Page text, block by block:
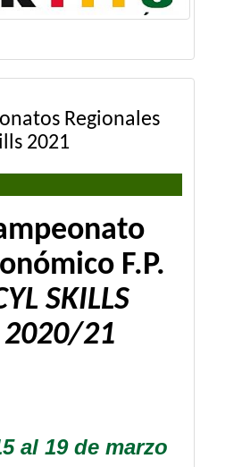
Regionales
2021
F.P.
SKILLS
2020/21
al 19 de marzo